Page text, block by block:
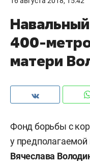
400-
матери
Фонд борьбы с
у
Вячеслава